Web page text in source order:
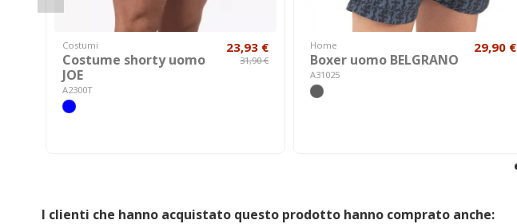
Costumi
Costume shorty uomo
JOE
A2300T
23,93 €
31,90 €
Home
Boxer uomo BELGRANO
A31025
29,90 €
I clienti che hanno acquistato questo prodotto hanno comprato anche: